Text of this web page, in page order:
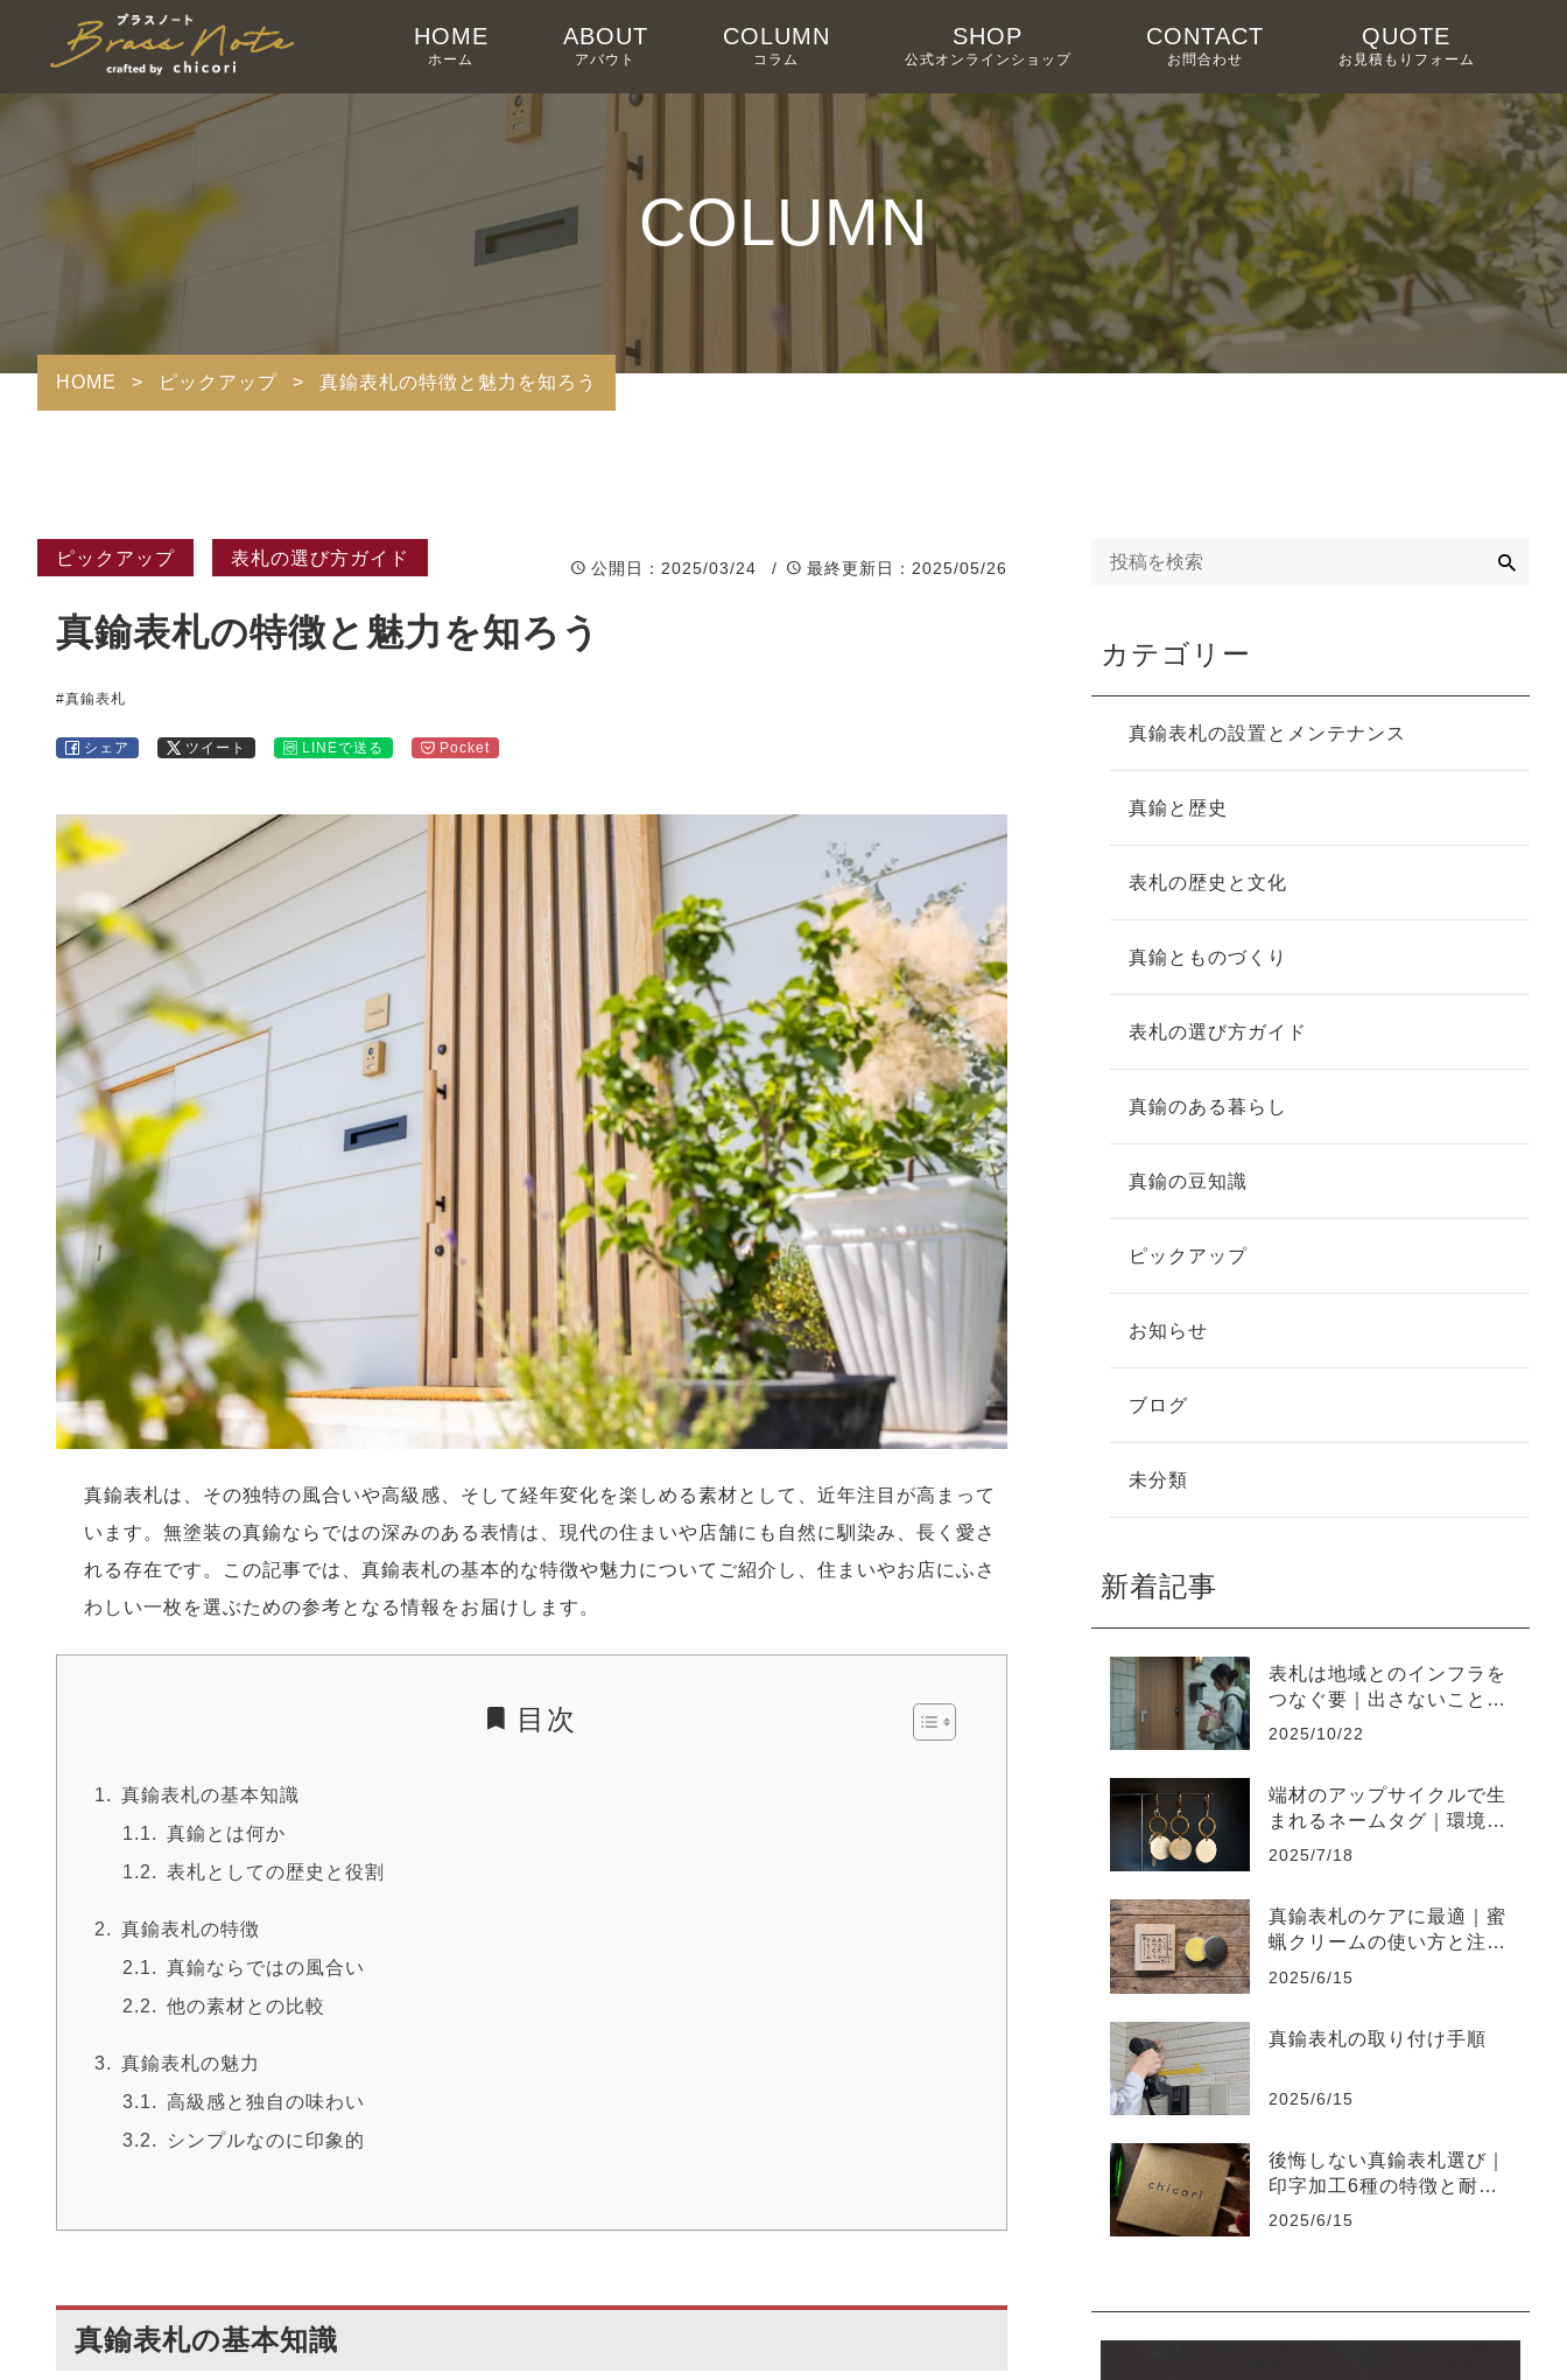
HOME
ホーム
ABOUT
アバウト
COLUMN
コラム
SHOP
公式オンラインショップ
CONTACT
お問合わせ
QUOTE
お見積もりフォーム
COLUMN
HOME > ピックアップ > 真鍮表札の特徴と魅力を知ろう
ピックアップ 表札の選び方ガイド
公開日 ：2025/03/24 / 最終更新日 ：2025/05/26
真鍮表札の特徴と魅力を知ろう
#真鍮表札
シェア ツイート LINEで送る Pocket
真鍮表札は、その独特の風合いや高級感、そして経年変化を楽しめる素材として、近年注目が高まって
います。無塗装の真鍮ならではの深みのある表情は、現代の住まいや店舗にも自然に馴染み、長く愛さ
れる存在です。この記事では、真鍮表札の基本的な特徴や魅力についてご紹介し、住まいやお店にふさ
わしい一枚を選ぶための参考となる情報をお届けします。
目次
真鍮表札の基本知識
真鍮とは何か
表札としての歴史と役割
真鍮表札の特徴
真鍮ならではの風合い
他の素材との比較
真鍮表札の魅力
高級感と独自の味わい
シンプルなのに印象的
真鍮表札の基本知識
カテゴリー
真鍮表札の設置とメンテナンス
真鍮と歴史
表札の歴史と文化
真鍮とものづくり
表札の選び方ガイド
真鍮のある暮らし
真鍮の豆知識
ピックアップ
お知らせ
ブログ
未分類
新着記事
表札は地域とのインフラを
つなぐ要｜出さないことで
起きやすい不便と上手な出
2025/10/22
端材のアップサイクルで生
まれるネームタグ｜環境負
荷を削減するものづくり
2025/7/18
真鍮表札のケアに最適｜蜜
蝋クリームの使い方と注意
点まとめ
2025/6/15
真鍮表札の取り付け手順
2025/6/15
後悔しない真鍮表札選び｜
印字加工6種の特徴と耐久
性の違い
2025/6/15